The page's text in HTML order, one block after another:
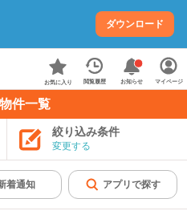
ダウンロード
お気に入り 閲覧履歴 お知らせ マイページ
件一覧
絞り込み条件
変更する
着通知 アプリで探す